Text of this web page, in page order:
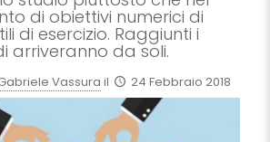
di obiettivi numerici di
di esercizio. Raggiunti i
arriveranno da soli.
Vassura il 24 Febbraio 2018